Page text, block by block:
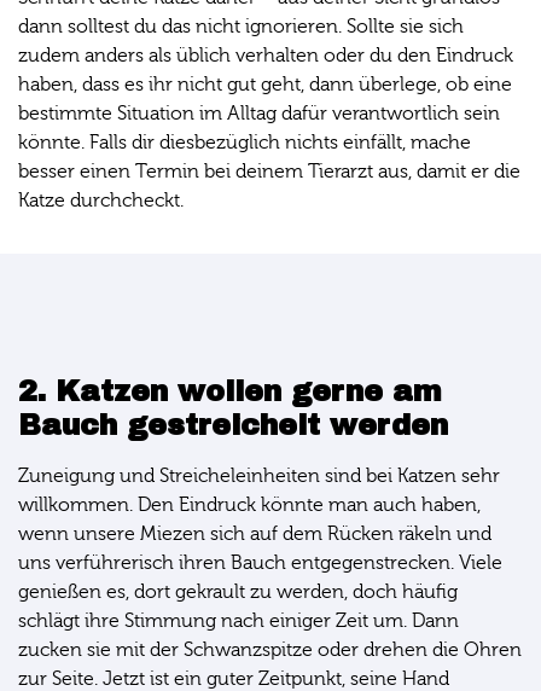
dann solltest du das nicht ignorieren. Sollte sie sich
zudem anders als üblich verhalten oder du den Eindruck
haben, dass es ihr nicht gut geht, dann überlege, ob eine
bestimmte Situation im Alltag dafür verantwortlich sein
könnte. Falls dir diesbezüglich nichts einfällt, mache
besser einen Termin bei deinem Tierarzt aus, damit er die
Katze durchcheckt.
2. Katzen wollen gerne am
Bauch gestreichelt werden
Zuneigung und Streicheleinheiten sind bei Katzen sehr
willkommen. Den Eindruck könnte man auch haben,
wenn unsere Miezen sich auf dem Rücken räkeln und
uns verführerisch ihren Bauch entgegenstrecken. Viele
genießen es, dort gekrault zu werden, doch häufig
schlägt ihre Stimmung nach einiger Zeit um. Dann
zucken sie mit der Schwanzspitze oder drehen die Ohren
zur Seite. Jetzt ist ein guter Zeitpunkt, seine Hand